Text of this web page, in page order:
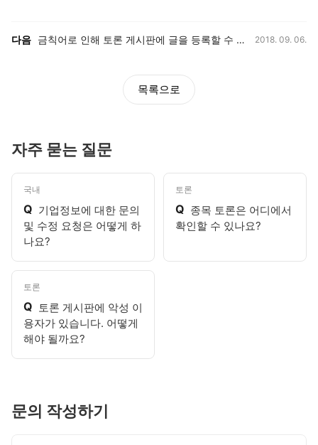
다음 금칙어로 인해 토론 게시판에 글을 등록할 수 없어요. 2018. 09. 06.
목록으로
자주 묻는 질문
국내
Q 기업정보에 대한 문의
및 수정 요청은 어떻게 하
나요?
토론
Q 종목 토론은 어디에서
확인할 수 있나요?
토론
Q 토론 게시판에 악성 이
용자가 있습니다. 어떻게
해야 될까요?
문의 작성하기